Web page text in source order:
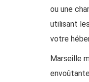
ou une
utilisant
votre
Marseille